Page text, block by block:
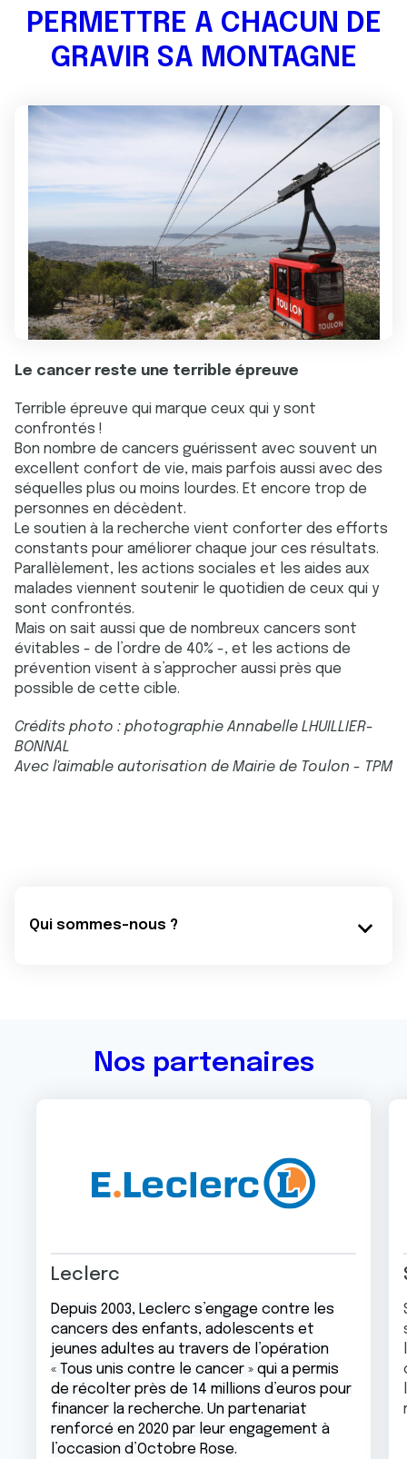
PERMETTRE A CHACUN DE
GRAVIR SA MONTAGNE
Le cancer reste une terrible épreuve
Terrible épreuve qui marque ceux qui y sont
confrontés !
Bon nombre de cancers guérissent avec souvent un
excellent confort de vie, mais parfois aussi avec des
séquelles plus ou moins lourdes. Et encore trop de
personnes en décèdent.
Le soutien à la recherche vient conforter des efforts
constants pour améliorer chaque jour ces résultats.
Parallèlement, les actions sociales et les aides aux
malades viennent soutenir le quotidien de ceux qui y
sont confrontés.
Mais on sait aussi que de nombreux cancers sont
évitables - de l’ordre de 40% -, et les actions de
prévention visent à s’approcher aussi près que
possible de cette cible.
Crédits photo : photographie Annabelle LHUILLIER-
BONNAL
Avec l'aimable autorisation de Mairie de Toulon - TPM
Qui sommes-nous ?
Nos partenaires
Leclerc
Depuis 2003, Leclerc s’engage contre les
cancers des enfants, adolescents et
jeunes adultes au travers de l’opération
« Tous unis contre le cancer » qui a permis
de récolter près de 14 millions d’euros pour
financer la recherche. Un partenariat
renforcé en 2020 par leur engagement à
l’occasion d’Octobre Rose.